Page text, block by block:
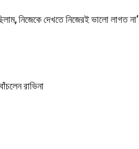
নিজেকে দেখতে নিজেরই ভালো লাগত না’
রাভিনা